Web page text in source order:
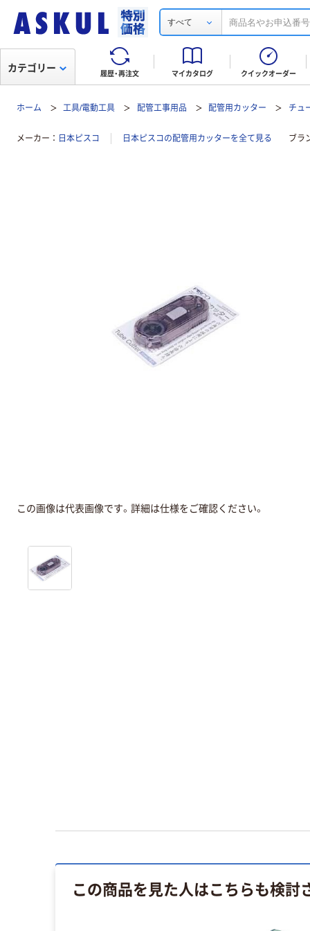
すべて
履歴・再注文 マイカタログ クイックオーダー
カテゴリー
ホーム 工具/電動工具 配管工事用品 配管用カッター チュ
メーカー 日本ピスコ 日本ピスコの配管用カッターを全て見る ブラ
この画像は代表画像です。詳細は仕様をご確認ください。
この商品を見た人はこちらも検討